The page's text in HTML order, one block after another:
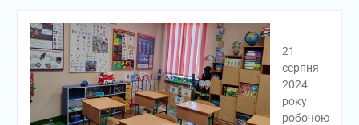
21
серпня
2024
року
робочою